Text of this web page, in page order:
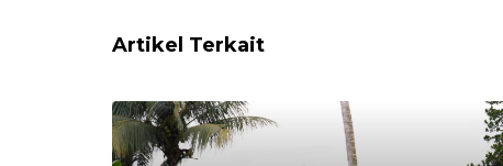
Artikel Terkait